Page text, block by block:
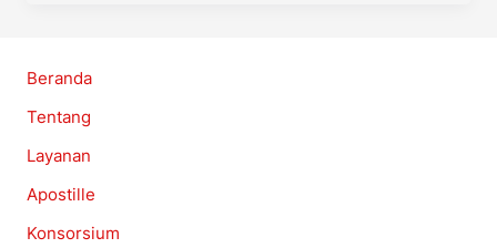
Beranda
Tentang
Layanan
Apostille
Konsorsium